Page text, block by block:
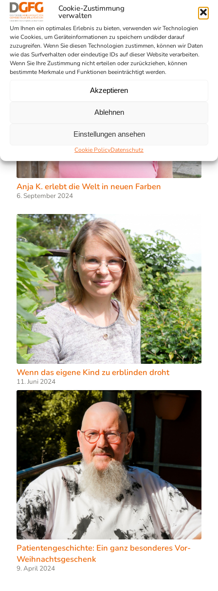
Cookie-Zustimmung
verwalten
Um Ihnen ein optimales Erlebnis zu bieten, verwenden wir Technologien
wie Cookies, um Geräteinformationen zu speichern und/oder darauf
zuzugreifen. Wenn Sie diesen Technologien zustimmen, können wir Daten
wie das Surfverhalten oder eindeutige IDs auf dieser Website verarbeiten.
Wenn Sie Ihre Zustimmung nicht erteilen oder zurückziehen, können
bestimmte Merkmale und Funktionen beeinträchtigt werden.
Akzeptieren
Ablehnen
Einstellungen ansehen
Cookie PolicyDatenschutz
Anja K. erlebt die Welt in neuen Farben
6. September 2024
Wenn das eigene Kind zu erblinden droht
11. Juni 2024
Patientengeschichte: Ein ganz besonderes Vor-
Weihnachtsgeschenk
9. April 2024